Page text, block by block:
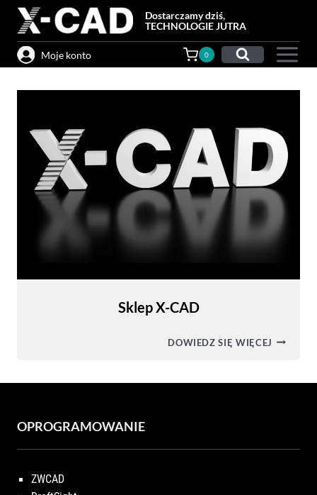
Przejdź
treści
Dostarczamy dziś,
TECHNOLOGIE JUTRA
Moje konto 0
Sklep X-CAD
DOWIEDZ SIĘ WIĘCEJ SKLEP
OPROGRAMOWANIE
ZWCAD